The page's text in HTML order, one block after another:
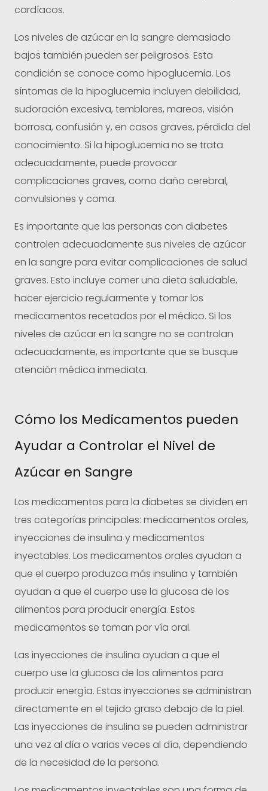
cardíacos.
Los niveles de azúcar en la sangre demasiado
bajos también pueden ser peligrosos. Esta
condición se conoce como hipoglucemia. Los
síntomas de la hipoglucemia incluyen debilidad,
sudoración excesiva, temblores, mareos, visión
borrosa, confusión y, en casos graves, pérdida del
conocimiento. Si la hipoglucemia no se trata
adecuadamente, puede provocar
complicaciones graves, como daño cerebral,
convulsiones y coma.
Es importante que las personas con diabetes
controlen adecuadamente sus niveles de azúcar
en la sangre para evitar complicaciones de salud
graves. Esto incluye comer una dieta saludable,
hacer ejercicio regularmente y tomar los
medicamentos recetados por el médico. Si los
niveles de azúcar en la sangre no se controlan
adecuadamente, es importante que se busque
atención médica inmediata.
Cómo los Medicamentos pueden
Ayudar a Controlar el Nivel de
Azúcar en Sangre
Los medicamentos para la diabetes se dividen en
tres categorías principales: medicamentos orales,
inyecciones de insulina y medicamentos
inyectables. Los medicamentos orales ayudan a
que el cuerpo produzca más insulina y también
ayudan a que el cuerpo use la glucosa de los
alimentos para producir energía. Estos
medicamentos se toman por vía oral.
Las inyecciones de insulina ayudan a que el
cuerpo use la glucosa de los alimentos para
producir energía. Estas inyecciones se administran
directamente en el tejido graso debajo de la piel.
Las inyecciones de insulina se pueden administrar
una vez al día o varias veces al día, dependiendo
de la necesidad de la persona.